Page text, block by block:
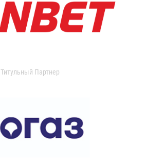
Титульный Партнер